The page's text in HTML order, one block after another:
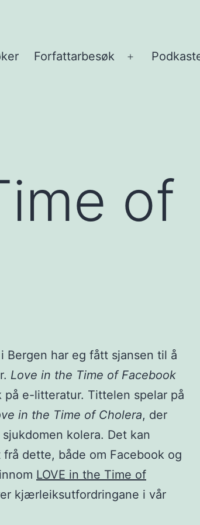
Forfattarbesøk
Åpne
of
har eg fått sjansen til å
Love in the Time of Facebook
e-litteratur. Tittelen spelar på
in the Time of Cholera, der
kolera. Det kan
dette, både om Facebook og
LOVE in the Time of
kjærleiksutfordringane i vår